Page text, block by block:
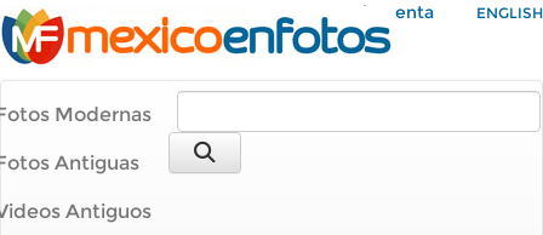
Mi Cuenta ENGLISH
Modernas
Antiguas
Antiguos